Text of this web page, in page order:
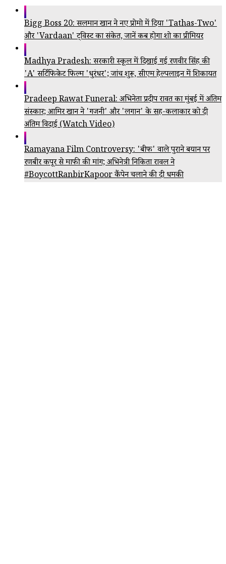
Bigg Boss 20: सलमान खान ने नए प्रोमो में दिया 'Tathas-Two'
और 'Vardaan' ट्विस्ट का संकेत, जानें कब होगा शो का प्रीमियर
Madhya Pradesh: सरकारी स्कूल में दिखाई गई रणवीर सिंह की
'A' सर्टिफिकेट फिल्म 'धुरंधर'; जांच शुरू, सीएम हेल्पलाइन में शिकायत
Pradeep Rawat Funeral: अभिनेता प्रदीप रावत का मुंबई में अंतिम
संस्कार; आमिर खान ने 'गजनी' और 'लगान' के सह-कलाकार को दी
अंतिम विदाई (Watch Video)
Ramayana Film Controversy: 'बीफ' वाले पुराने बयान पर
रणबीर कपूर से माफी की मांग; अभिनेत्री निकिता रावल ने
#BoycottRanbirKapoor कैंपेन चलाने की दी धमकी